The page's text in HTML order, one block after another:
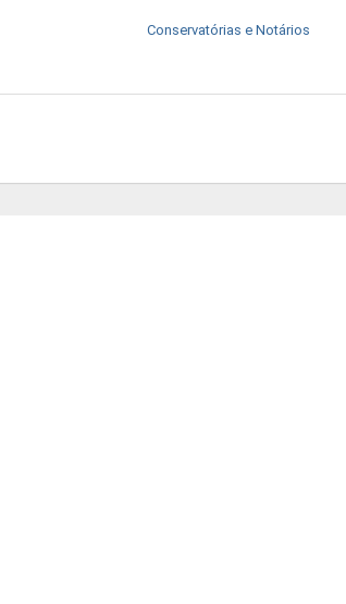
Conservatórias e Notários